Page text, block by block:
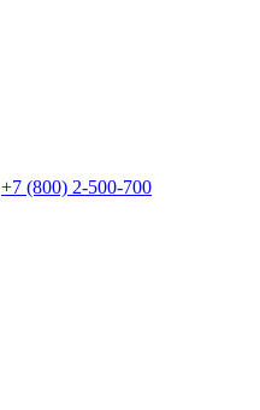
+7 (800) 2-500-700